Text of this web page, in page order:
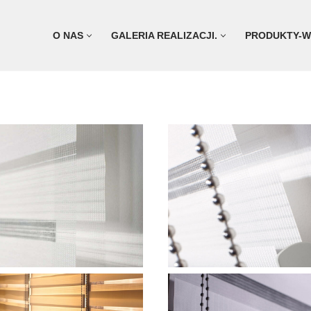
O NAS GALERIA REALIZACJI. PRODUKTY-